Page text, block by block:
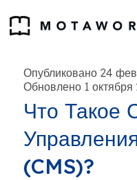
Опубликовано 24
Обновлено 1 октября
Что Такое
(CMS)?